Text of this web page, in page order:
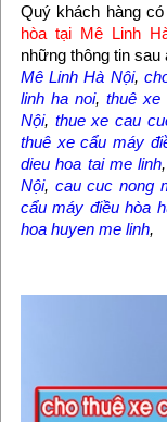
Quý khách hàng
hòa tại Mê Linh
những thông tin
Mê Linh Hà Nội,
linh ha noi, thuê xe
Nội, thue xe cau
thuê xe cẩu máy
dieu hoa tai me linh,
Nội, cau cuc nong
cẩu máy điều hòa
hoa huyen me linh,